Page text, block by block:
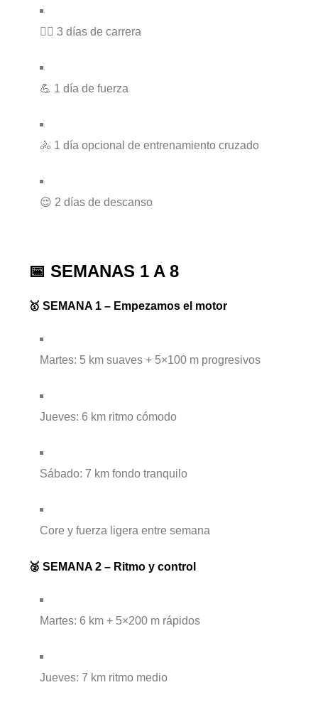
🏃‍♂️ 3 días de carrera
💪 1 día de fuerza
🚴 1 día opcional de entrenamiento cruzado
😌 2 días de descanso
📅 SEMANAS 1 A 8
🥇 SEMANA 1 – Empezamos el motor
Martes: 5 km suaves + 5×100 m progresivos
Jueves: 6 km ritmo cómodo
Sábado: 7 km fondo tranquilo
Core y fuerza ligera entre semana
🥈 SEMANA 2 – Ritmo y control
Martes: 6 km + 5×200 m rápidos
Jueves: 7 km ritmo medio